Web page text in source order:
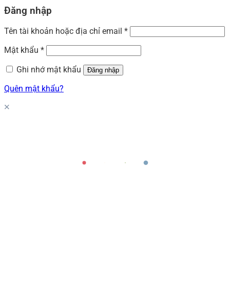
Đăng nhập
Tên tài khoản hoặc địa chỉ email *
Mật khẩu *
Ghi nhớ mật khẩu
Đăng nhập
Quên mật khẩu?